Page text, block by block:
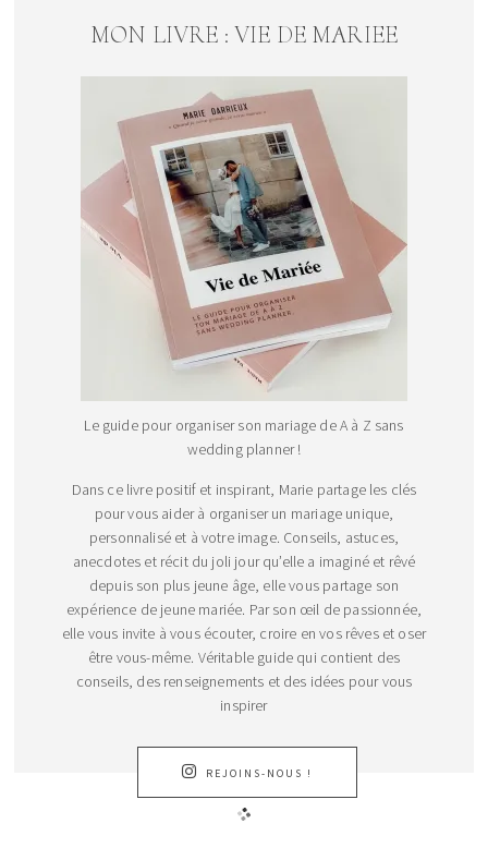
MON LIVRE : VIE DE MARIEE
Le guide pour organiser son mariage de A à Z sans
wedding planner !
Dans ce livre positif et inspirant, Marie partage les clés
pour vous aider à organiser un mariage unique,
personnalisé et à votre image. Conseils, astuces,
anecdotes et récit du joli jour qu’elle a imaginé et rêvé
depuis son plus jeune âge, elle vous partage son
expérience de jeune mariée. Par son œil de passionnée,
elle vous invite à vous écouter, croire en vos rêves et oser
être vous-même. Véritable guide qui contient des
conseils, des renseignements et des idées pour vous
inspirer
REJOINS-NOUS !